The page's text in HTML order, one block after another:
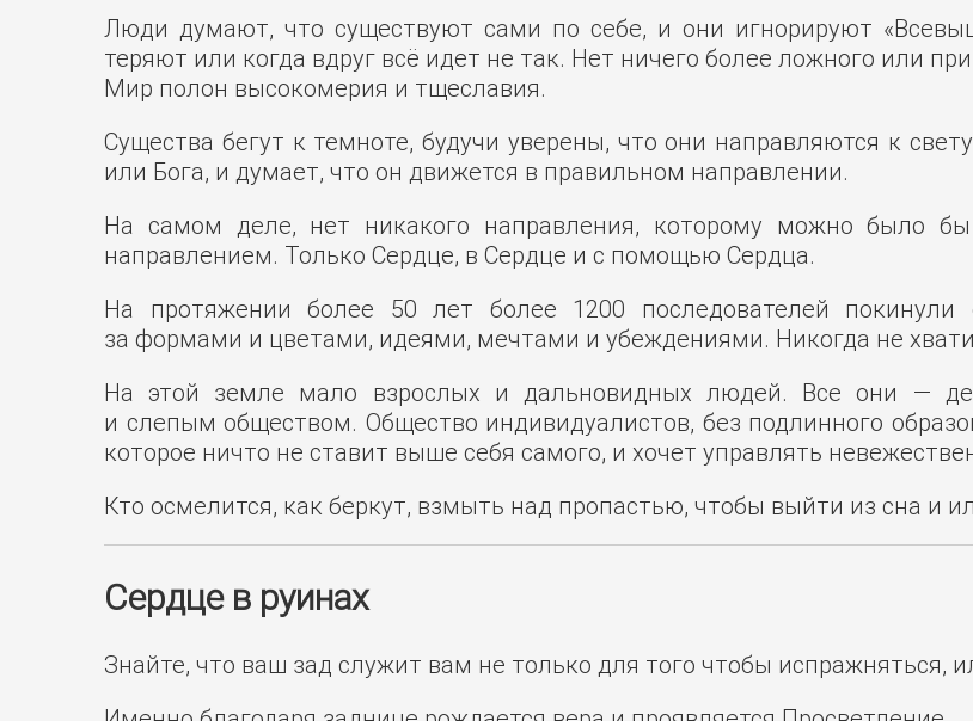
Люди думают, что существуют сами по себе, и они игнорируют
теряют или когда вдруг всё идет не так. Нет ничего более ложного или
Мир полон высокомерия и тщеславия.
Существа бегут к темноте, будучи уверены, что они направляются к
или Бога, и думает, что он движется в правильном направлении.
На самом деле, нет никакого направления, которому можно было
направлением. Только Сердце, в Сердце и с помощью Сердца.
На протяжении более 50 лет более 1200 последователей
за формами и цветами, идеями, мечтами и убеждениями. Никогда не
На этой земле мало взрослых и дальновидных людей. Все они —
и слепым обществом. Общество индивидуалистов, без подлинного
которое ничто не ставит выше себя самого, и хочет управлять
Кто осмелится, как беркут, взмыть над пропастью, чтобы выйти из сна и
Сердце в руинах
Знайте, что ваш зад служит вам не только для того чтобы испражняться,